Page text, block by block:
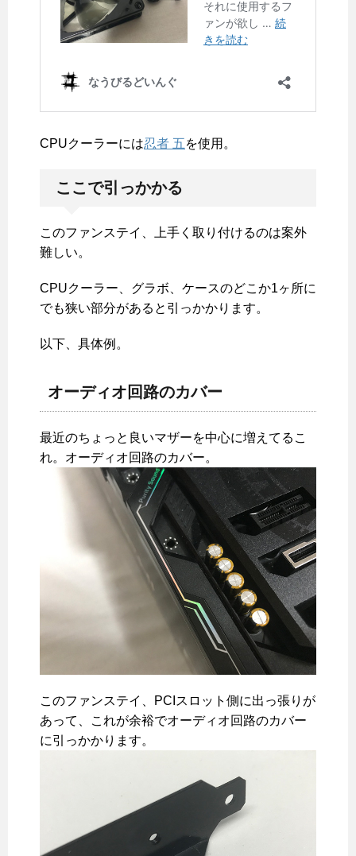
CPUクーラーには忍者 五を使用。
ここで引っかかる
このファンステイ、上手く取り付けるのは案外
難しい。
CPUクーラー、グラボ、ケースのどこか1ヶ所に
でも狭い部分があると引っかかります。
以下、具体例。
オーディオ回路のカバー
最近のちょっと良いマザーを中心に増えてるこ
れ。オーディオ回路のカバー。
このファンステイ、PCIスロット側に出っ張りが
あって、これが余裕でオーディオ回路のカバー
に引っかかります。